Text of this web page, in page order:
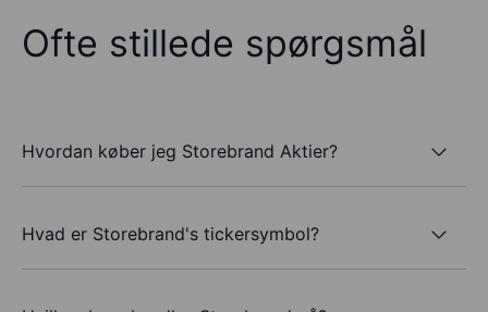
Ofte stillede spørgsmål
Hvordan køber jeg Storebrand Aktier?
Hvad er Storebrand's tickersymbol?